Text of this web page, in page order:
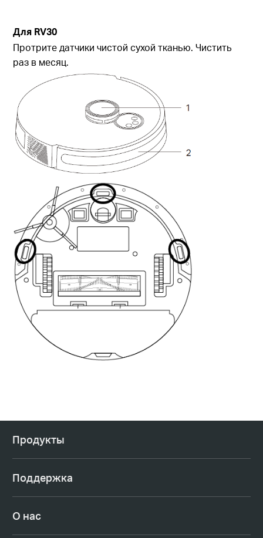
Для RV30
Протрите датчики чистой сухой тканью. Чистить
раз в месяц.
Продукты
Поддержка
О нас